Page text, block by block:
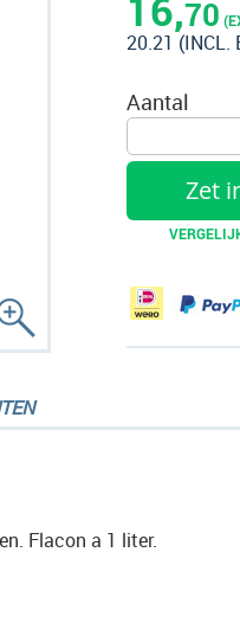
70
20.21 (INCL.
Aantal
Zet
Flacon a 1 liter.